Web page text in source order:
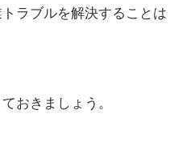
ラブルを解決することは
おきましょう。